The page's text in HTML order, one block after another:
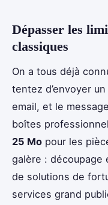
Dépasser les
classiques
On a tous déjà
tentez d’envoyer
email, et le
boîtes
25 Mo pour les
galère : découpage
de solutions de
services grand